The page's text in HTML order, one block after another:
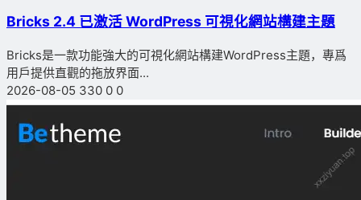
Bricks 2.4 已激活 WordPress 可視化網站構建主題
Bricks是一款功能強大的可視化網站構建WordPress主題，專爲
用戶提供直觀的拖放界面...
2026-08-05 330 0 0